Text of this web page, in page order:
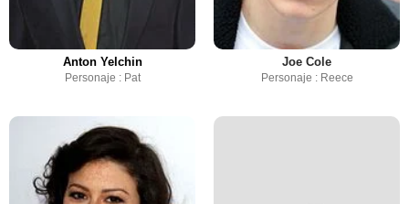
Anton Yelchin
Personaje : Pat
Joe Cole
Personaje : Reece